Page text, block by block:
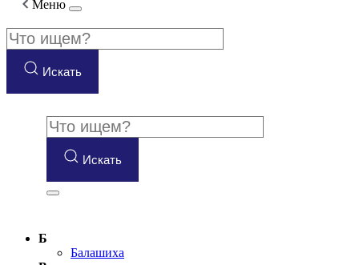
Меню
Искать
Искать
Б
Балашиха